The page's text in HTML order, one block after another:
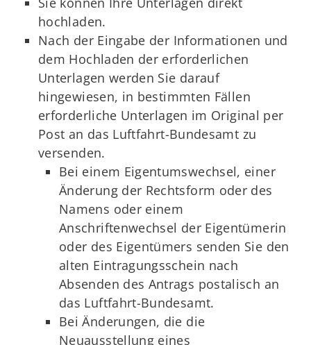
hochladen.
Nach der Eingabe der Informationen und
dem Hochladen der erforderlichen
Unterlagen werden Sie darauf
hingewiesen, in bestimmten Fällen
erforderliche Unterlagen im Original per
Post an das Luftfahrt-Bundesamt zu
versenden.
Bei einem Eigentumswechsel, einer
Änderung der Rechtsform oder des
Namens oder einem
Anschriftenwechsel der Eigentümerin
oder des Eigentümers senden Sie den
alten Eintragungsschein nach
Absenden des Antrags postalisch an
das Luftfahrt-Bundesamt.
Bei Änderungen, die die
Neuausstellung eines